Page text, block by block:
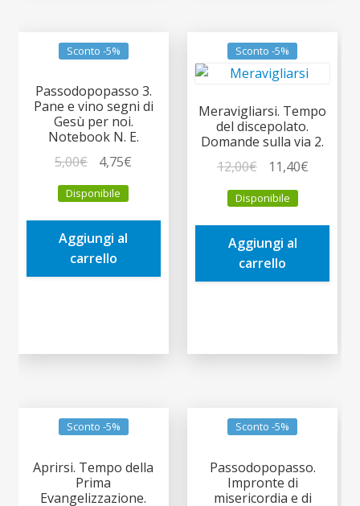
Sconto -5%
Passodopopasso 3.
Pane e vino segni di
Gesù per noi.
Notebook N. E.
5,00€
prezzo
originale
era:
5,00€.
4,75€
è:
Disponibile
Aggiungi al
carrello
Sconto -5%
Meravigliarsi. Tempo
del discepolato.
Domande sulla via 2.
12,00€
prezzo
originale
era:
12,00€.
11,40€Il
è:
Disponibile
Aggiungi al
carrello
Sconto -5%
Aprirsi. Tempo della
Prima
Evangelizzazione.
Sconto -5%
Passodopopasso.
Impronte di
misericordia e di